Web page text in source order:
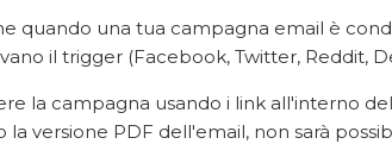
quando una tua campagna email è
il trigger (Facebook, Twitter, Reddit,
la campagna usando i link all'interno
versione PDF dell'email, non sarà